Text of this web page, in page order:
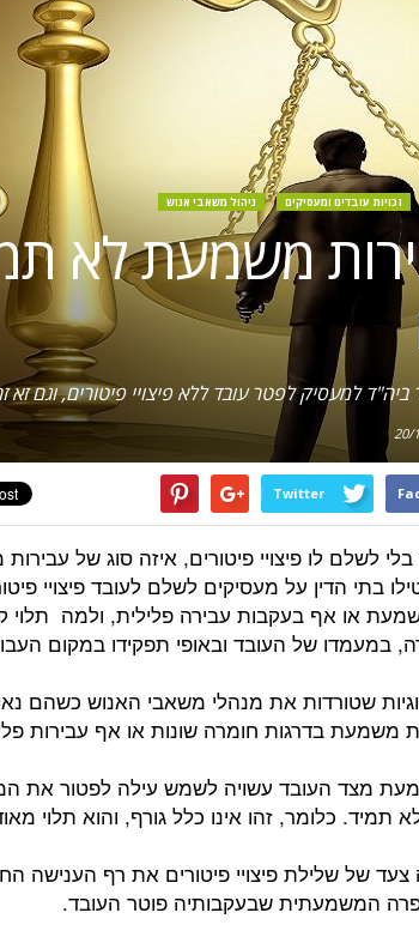
זכויות עובדים ומעסיקים ניהול משאבי אנוש
משמעת לא
למעסיק לפטר עובד ללא פיצויי פיטורים, וגם זא
20/
Twitter
לשלם לו פיצויי פיטורים, איזה סוג של
בתי הדין על מעסיקים לשלם לעובד פיצויי
או אף בעקבות עבירה פלילית, ולמה תלוי
של העובד ובאופי תפקידו במקום
שטורדות את מנהלי משאבי האנוש כשהם
משמעת בדרגות חומרה שונות או אף עבירות
מצד העובד עשויה לשמש עילה לפטור את
תמיד. כלומר, זהו אינו כלל גורף, והוא תלוי
צעד של שלילת פיצויי פיטורים את רף הענישה
המשמעתית שבעקבותיה פוטר העובד.